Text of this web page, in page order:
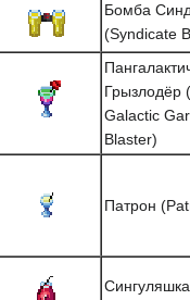
Бомба
(Syndicate
Грызлодёр
Galactic
Blaster)
Патрон
Сингуляшка